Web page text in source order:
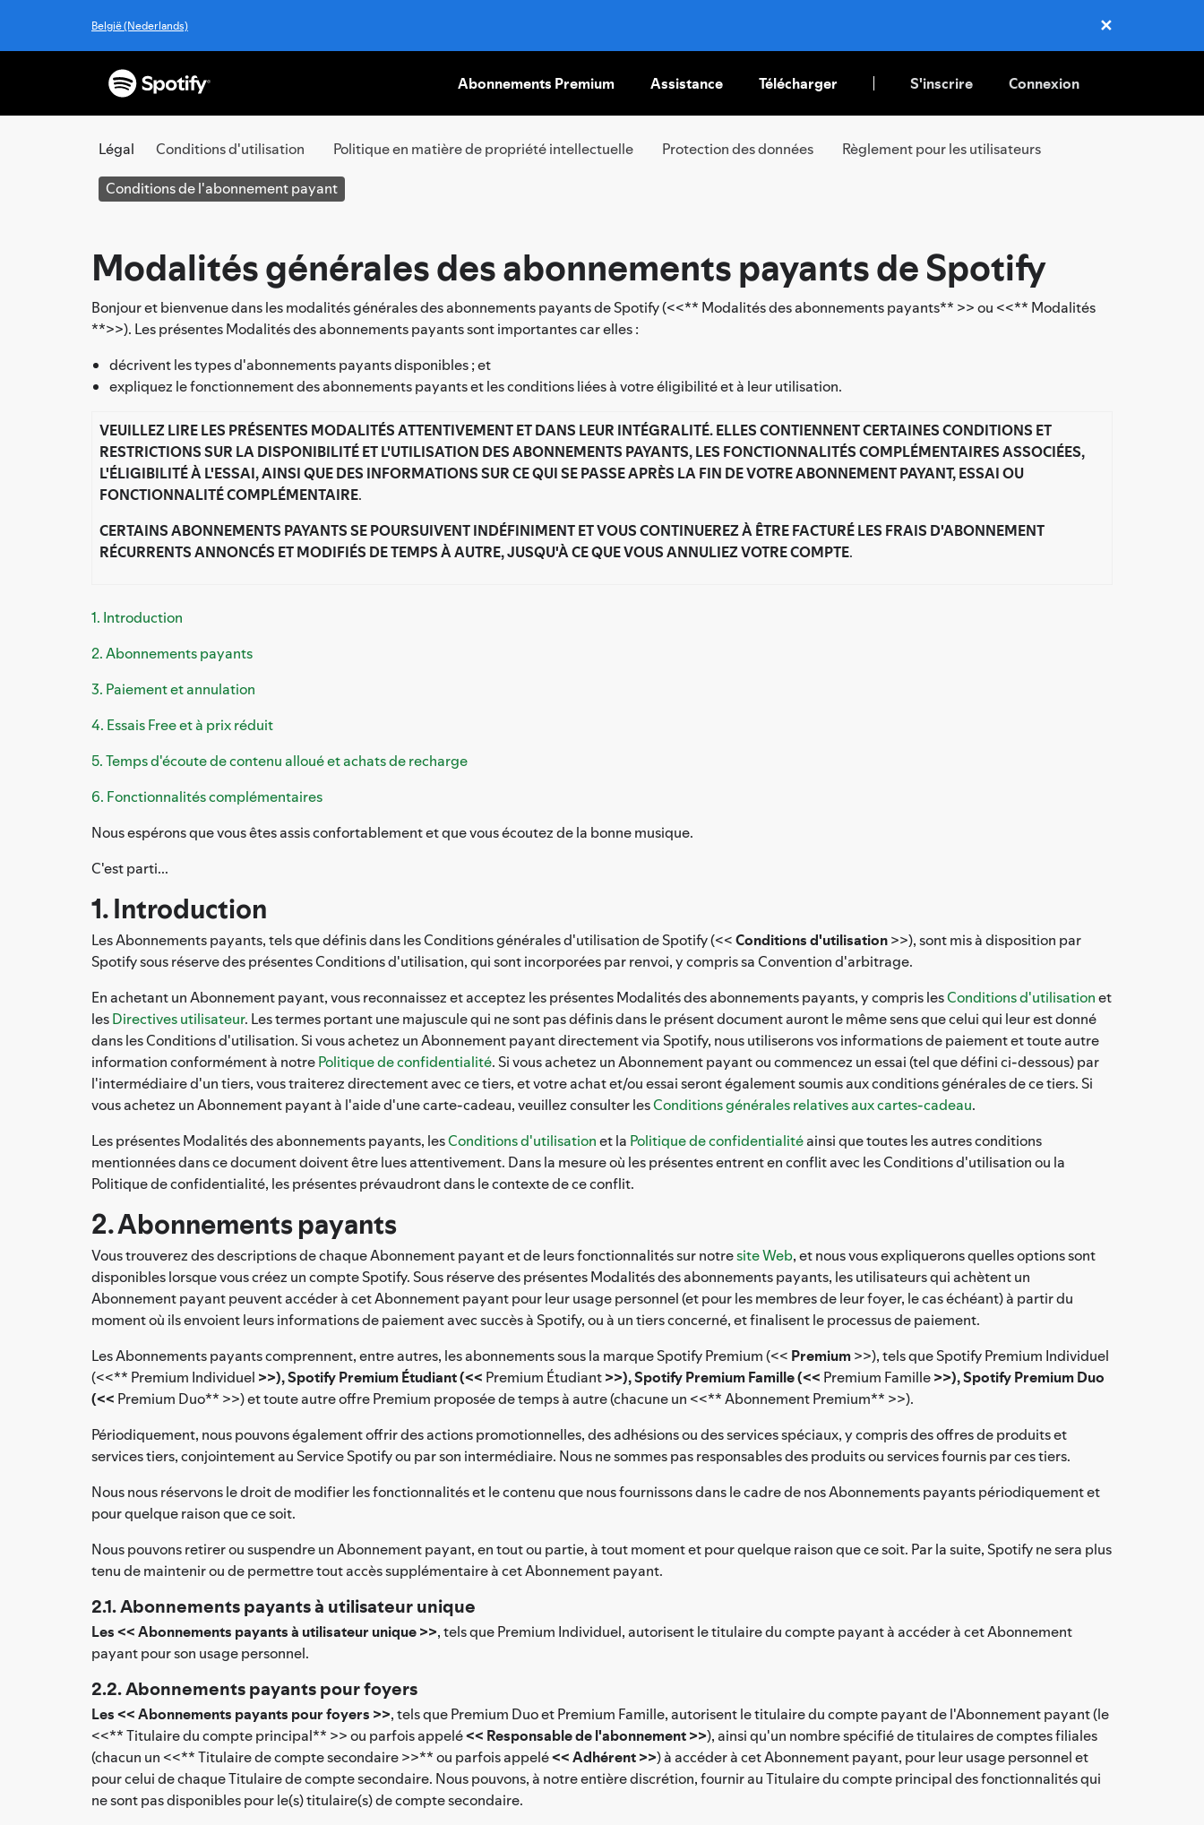
België (Nederlands)
✕
Close
PASSER
AU
Abonnements Premium Assistance Télécharger S'inscrire Connexion
Légal Conditions d'utilisation Politique en matière de propriété intellectuelle Protection des données Règlement pour les utilisateurs
Conditions de l'abonnement payant
Modalités générales des abonnements payants de Spotify
Bonjour et bienvenue dans les modalités générales des abonnements payants de Spotify (<<** Modalités des abonnements payants** >> ou <<** Modalités
**>>). Les présentes Modalités des abonnements payants sont importantes car elles :
décrivent les types d'abonnements payants disponibles ; et
expliquez le fonctionnement des abonnements payants et les conditions liées à votre éligibilité et à leur utilisation.
VEUILLEZ LIRE LES PRÉSENTES MODALITÉS ATTENTIVEMENT ET DANS LEUR INTÉGRALITÉ. ELLES CONTIENNENT CERTAINES CONDITIONS ET
RESTRICTIONS SUR LA DISPONIBILITÉ ET L'UTILISATION DES ABONNEMENTS PAYANTS, LES FONCTIONNALITÉS COMPLÉMENTAIRES ASSOCIÉES,
L'ÉLIGIBILITÉ À L'ESSAI, AINSI QUE DES INFORMATIONS SUR CE QUI SE PASSE APRÈS LA FIN DE VOTRE ABONNEMENT PAYANT, ESSAI OU
FONCTIONNALITÉ COMPLÉMENTAIRE.
CERTAINS ABONNEMENTS PAYANTS SE POURSUIVENT INDÉFINIMENT ET VOUS CONTINUEREZ À ÊTRE FACTURÉ LES FRAIS D'ABONNEMENT
RÉCURRENTS ANNONCÉS ET MODIFIÉS DE TEMPS À AUTRE, JUSQU'À CE QUE VOUS ANNULIEZ VOTRE COMPTE.
1. Introduction
2. Abonnements payants
3. Paiement et annulation
4. Essais Free et à prix réduit
5. Temps d'écoute de contenu alloué et achats de recharge
6. Fonctionnalités complémentaires
Nous espérons que vous êtes assis confortablement et que vous écoutez de la bonne musique.
C'est parti...
1. Introduction
Les Abonnements payants, tels que définis dans les Conditions générales d'utilisation de Spotify (<<Conditions d'utilisation>>), sont mis à disposition par
Spotify sous réserve des présentes Conditions d'utilisation, qui sont incorporées par renvoi, y compris sa Convention d'arbitrage.
En achetant un Abonnement payant, vous reconnaissez et acceptez les présentes Modalités des abonnements payants, y compris lesConditions d'utilisationet
lesDirectives utilisateur. Les termes portant une majuscule qui ne sont pas définis dans le présent document auront le même sens que celui qui leur est donné
dans les Conditions d'utilisation. Si vous achetez un Abonnement payant directement via Spotify, nous utiliserons vos informations de paiement et toute autre
information conformément à notrePolitique de confidentialité. Si vous achetez un Abonnement payant ou commencez un essai (tel que défini ci-dessous) par
l'intermédiaire d'un tiers, vous traiterez directement avec ce tiers, et votre achat et/ou essai seront également soumis aux conditions générales de ce tiers. Si
vous achetez un Abonnement payant à l'aide d'une carte-cadeau, veuillez consulter lesConditions générales relatives aux cartes-cadeau.
Les présentes Modalités des abonnements payants, lesConditions d'utilisationet la Politique de confidentialitéainsi que toutes les autres conditions
mentionnées dans ce document doivent être lues attentivement. Dans la mesure où les présentes entrent en conflit avec les Conditions d'utilisation ou la
Politique de confidentialité, les présentes prévaudront dans le contexte de ce conflit.
2. Abonnements payants
Vous trouverez des descriptions de chaque Abonnement payant et de leurs fonctionnalités sur notresite Web, et nous vous expliquerons quelles options sont
disponibles lorsque vous créez un compte Spotify. Sous réserve des présentes Modalités des abonnements payants, les utilisateurs qui achètent un
Abonnement payant peuvent accéder à cet Abonnement payant pour leur usage personnel (et pour les membres de leur foyer, le cas échéant) à partir du
moment où ils envoient leurs informations de paiement avec succès à Spotify, ou à un tiers concerné, et finalisent le processus de paiement.
Les Abonnements payants comprennent, entre autres, les abonnements sous la marque Spotify Premium (<< Premium>>), tels que Spotify Premium Individuel
(<<** Premium Individuel >>), Spotify Premium Étudiant (<< Premium Étudiant>>), Spotify Premium Famille (<< Premium Famille>>), Spotify Premium Duo
(<< Premium Duo** >>) et toute autre offre Premium proposée de temps à autre (chacune un <<** Abonnement Premium** >>).
Périodiquement, nous pouvons également offrir des actions promotionnelles, des adhésions ou des services spéciaux, y compris des offres de produits et
services tiers, conjointement au Service Spotify ou par son intermédiaire. Nous ne sommes pas responsables des produits ou services fournis par ces tiers.
Nous nous réservons le droit de modifier les fonctionnalités et le contenu que nous fournissons dans le cadre de nos Abonnements payants périodiquement et
pour quelque raison que ce soit.
Nous pouvons retirer ou suspendre un Abonnement payant, en tout ou partie, à tout moment et pour quelque raison que ce soit. Par la suite, Spotify ne sera plus
tenu de maintenir ou de permettre tout accès supplémentaire à cet Abonnement payant.
2.1. Abonnements payants à utilisateur unique
Les << Abonnements payants à utilisateur unique >>, tels que Premium Individuel, autorisent le titulaire du compte payant à accéder à cet Abonnement
payant pour son usage personnel.
2.2. Abonnements payants pour foyers
Les << Abonnements payants pour foyers >>, tels que Premium Duo et Premium Famille, autorisent le titulaire du compte payant de l'Abonnement payant (le
<<** Titulaire du compte principal** >> ou parfois appelé<< Responsable de l'abonnement >>), ainsi qu'un nombre spécifié de titulaires de comptes filiales
(chacun un <<** Titulaire de compte secondaire >>** ou parfois appelé<< Adhérent >>) à accéder à cet Abonnement payant, pour leur usage personnel et
pour celui de chaque Titulaire de compte secondaire. Nous pouvons, à notre entière discrétion, fournir au Titulaire du compte principal des fonctionnalités qui
ne sont pas disponibles pour le(s) titulaire(s) de compte secondaire.